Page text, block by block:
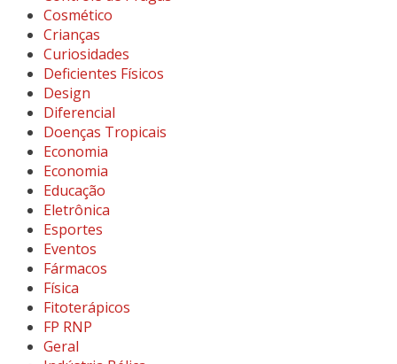
Cosmético
Crianças
Curiosidades
Deficientes Físicos
Design
Diferencial
Doenças Tropicais
Economia
Economia
Educação
Eletrônica
Esportes
Eventos
Fármacos
Física
Fitoterápicos
FP RNP
Geral